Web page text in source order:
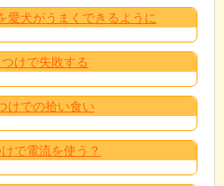
愛犬がうまくできるように
けで失敗する
けでの拾い食い
で電流を使う？